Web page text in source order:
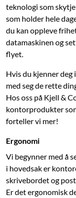
teknologi som
som holder hele
du kan oppleve
datamaskinen og
flyet.
Hvis du kjenner deg
med seg de rette
Hos oss på Kjell &
kontorprodukter
forteller vi mer!
Ergonomi
Vi begynner med å
i hovedsak er
skrivebordet og
Er det ergonomisk